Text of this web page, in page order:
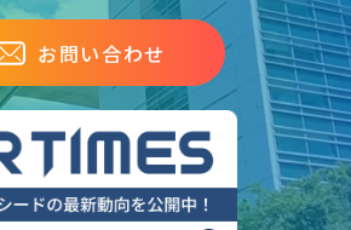
お問い合わせ